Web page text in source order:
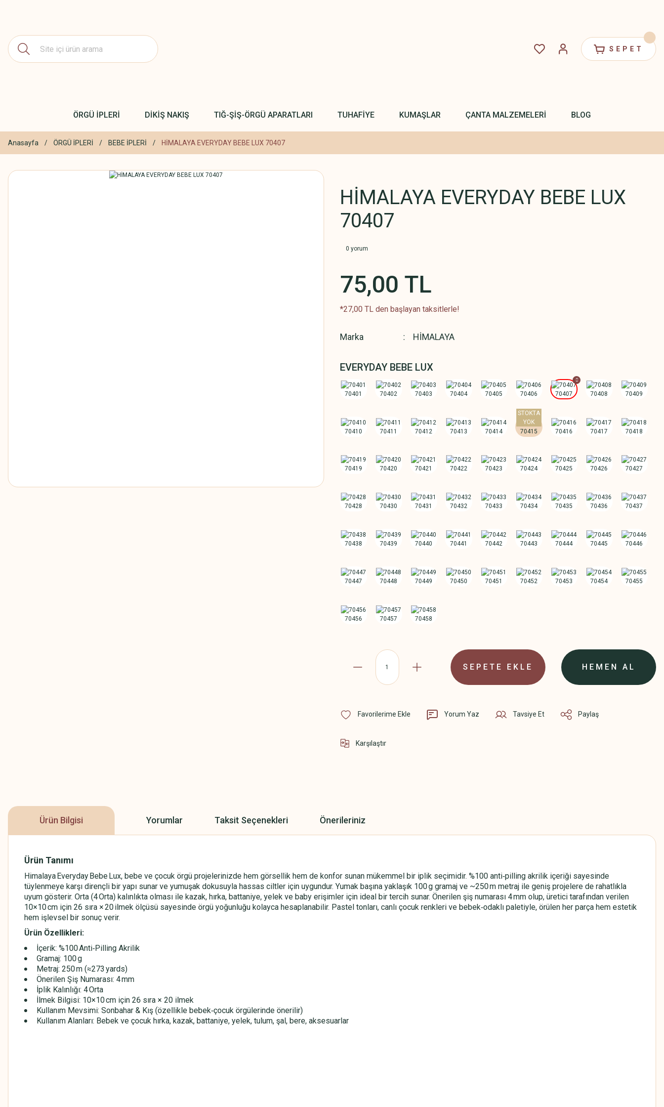
SEPET
ÖRGÜ İPLERİ DİKİŞ NAKIŞ TIĞ-ŞİŞ-ÖRGÜ APARATLARI TUHAFİYE KUMAŞLAR ÇANTA MALZEMELERİ BLOG
Anasayfa ÖRGÜ İPLERİ BEBE İPLERİ HİMALAYA EVERYDAY BEBE LUX 70407
HİMALAYA EVERYDAY BEBE LUX
70407
0 yorum
75,00 TL
*27,00 TL den başlayan taksitlerle!
Marka HİMALAYA
EVERYDAY BEBE LUX
SEPETE EKLE HEMEN AL
Yorum Yaz Tavsiye Et Paylaş
Karşılaştır
Ürün Bilgisi Yorumlar Taksit Seçenekleri Önerileriniz
Ürün Tanımı
Himalaya Everyday Bebe Lux, bebe ve çocuk örgü projelerinizde hem görsellik hem de konfor sunan mükemmel bir iplik seçimidir. %100 anti‑pilling akrilik içeriği sayesinde
tüylenmeye karşı dirençli bir yapı sunar ve yumuşak dokusuyla hassas ciltler için uygundur. Yumak başına yaklaşık 100 g gramaj ve ~250 m metraj ile geniş projelere de rahatlıkla
uyum gösterir. Orta (4 Orta) kalınlıkta olması ile kazak, hırka, battaniye, yelek ve baby erişimler için ideal bir tercih sunar. Önerilen şiş numarası 4 mm olup, üretici tarafından verilen
10×10 cm için 26 sıra × 20 ilmek ölçüsü sayesinde örgü yoğunluğu kolayca hesaplanabilir. Pastel tonları, canlı çocuk renkleri ve bebek‑odaklı paletiyle, örülen her parça hem estetik
hem işlevsel bir sonuç verir.
Ürün Özellikleri:
İçerik: %100 Anti‑Pilling Akrilik
Gramaj: 100 g
Metraj: 250 m (≈273 yards)
Önerilen Şiş Numarası: 4 mm
İplik Kalınlığı: 4 Orta
İlmek Bilgisi: 10×10 cm için 26 sıra × 20 ilmek
Kullanım Mevsimi: Sonbahar & Kış (özellikle bebek‑çocuk örgülerinde önerilir)
Kullanım Alanları: Bebek ve çocuk hırka, kazak, battaniye, yelek, tulum, şal, bere, aksesuarlar